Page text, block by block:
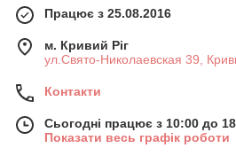
Працює з 25.08.2016
м. Кривий Ріг
ул.Свято-Николаевская 39,
Контакти
Сьогодні працює з 10:00 до
Показати весь графік роботи